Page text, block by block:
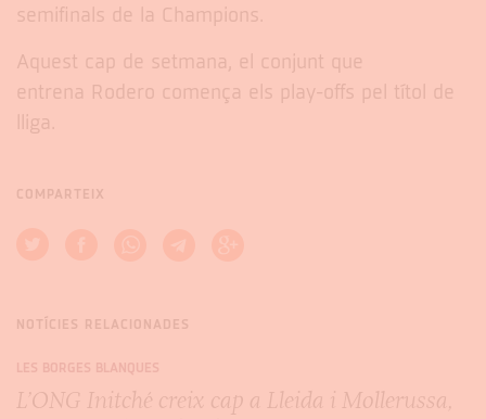
semifinals de la Champions.
Aquest cap de setmana, el conjunt que
entrena Rodero comença els play-offs pel títol de
lliga.
COMPARTEIX
NOTÍCIES RELACIONADES
LES BORGES BLANQUES
L’ONG Initché creix cap a Lleida i Mollerussa,